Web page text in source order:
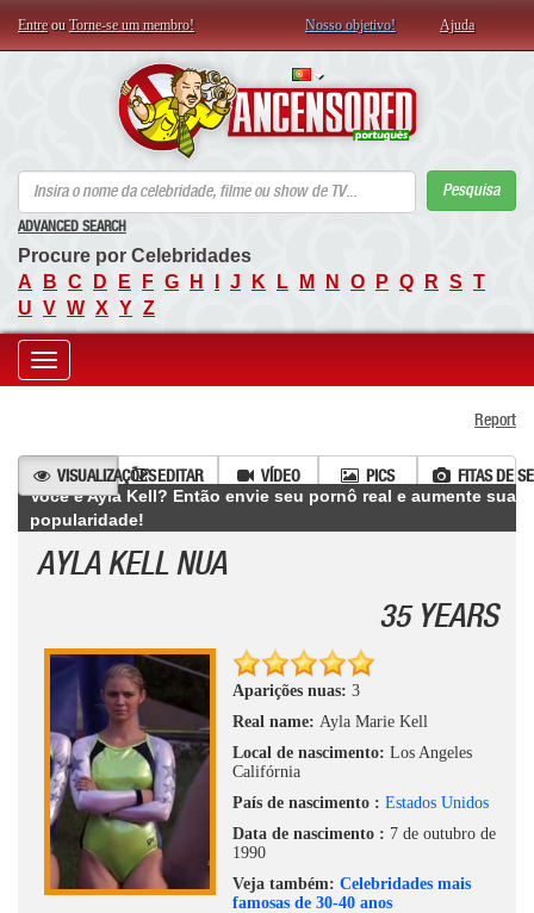
Entreou Torne-se um membro! Nosso objetivo! Ajuda
Pesquisa
ADVANCED SEARCH
Procure por Celebridades
A
B C D E F G H J K L M N O P Q R S T
U V W X Y Z
Toggle
Report
VISUALIZAÇÕESEDITAR VÍDEO PICS
FITAS DE
Você é Ayla Kell? Então envie seu pornô real e aumente sua
popularidade!
AYLA KELL NUA
35 YEARS
Aparições nuas: 3
Real name: Ayla Marie Kell
Local de nascimento: Los Angeles
Califórnia
País de nascimento : Estados Unidos
Data de nascimento : 7 de outubro de
1990
Veja também: Celebridades mais
famosas de 30-40 anos